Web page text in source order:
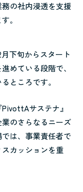
の社内浸透を支援
。
下旬からスタート
めている段階で、
ところです。
サステナ』
のさらなるニーズ
は、事業責任者で
カッションを重